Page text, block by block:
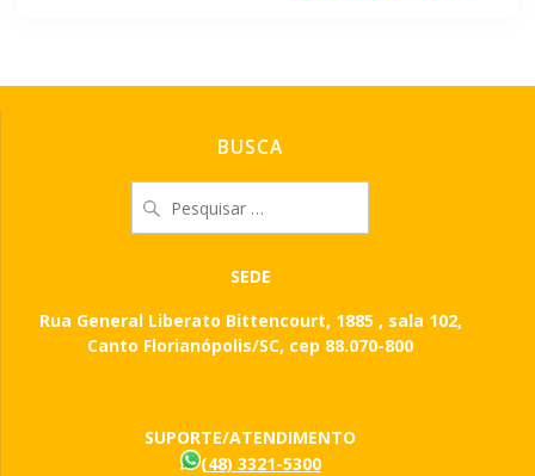
BUSCA
por:
SEDE
Rua General Liberato Bittencourt, 1885 , sala 102,
Canto Florianópolis/SC, cep 88.070-800
SUPORTE/ATENDIMENTO
(48) 3321-5300